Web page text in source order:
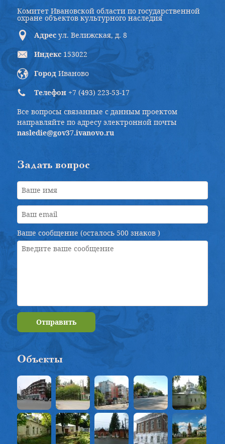
Комитет Ивановской области по государственной
охране объектов культурного наследия
Адрес ул. Велижская, д. 8
Индекс 153022
Город Иваново
Телефон +7 (493) 223-53-17
Все вопросы связанные с данным проектом
направляйте по адресу электронной почты
nasledie@gov37.ivanovo.ru
Задать вопрос
Ваше сообщение (осталось 500 знаков )
Отправить
Объекты